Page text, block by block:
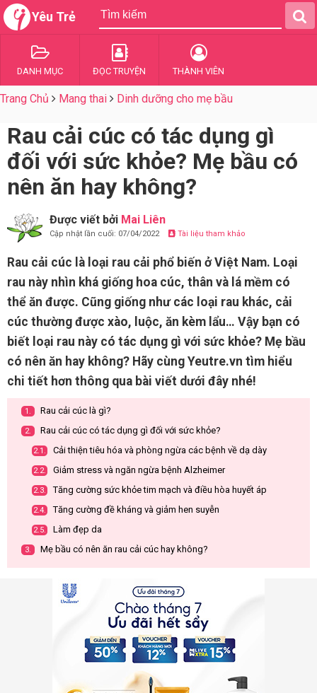
Yêu Trẻ
DANH MỤC ĐỌC TRUYỆN THÀNH VIÊN
Trang Chủ Mang thai Dinh dưỡng cho mẹ bầu
Rau cải cúc có tác dụng gì
đối với sức khỏe? Mẹ bầu có
nên ăn hay không?
Được viết bởi Mai Liên
Cập nhật lần cuối: 07/04/2022 Tài liệu tham khảo
Rau cải cúc là loại rau cải phổ biến ở Việt Nam. Loại
rau này nhìn khá giống hoa cúc, thân và lá mềm có
thể ăn được. Cũng giống như các loại rau khác, cải
cúc thường được xào, luộc, ăn kèm lẩu… Vậy bạn có
biết loại rau này có tác dụng gì với sức khỏe? Mẹ bầu
có nên ăn hay không? Hãy cùng Yeutre.vn tìm hiểu
chi tiết hơn thông qua bài viết dưới đây nhé!
1. Rau cải cúc là gì?
2. Rau cải cúc có tác dụng gì đối với sức khỏe?
2.1. Cải thiện tiêu hóa và phòng ngừa các bệnh về dạ dày
2.2. Giảm stress và ngăn ngừa bệnh Alzheimer
2.3. Tăng cường sức khỏe tim mạch và điều hòa huyết áp
2.4. Tăng cường đề kháng và giảm hen suyễn
2.5. Làm đẹp da
3. Mẹ bầu có nên ăn rau cải cúc hay không?